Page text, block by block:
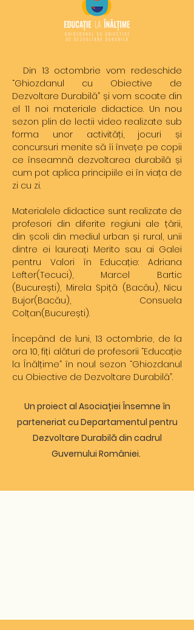
Din 13 octombrie vom redeschide
“Ghiozdanul cu Obiective de
Dezvoltare Durabilă” și vom scoate din
el 11 noi materiale didactice. Un nou
sezon plin de lectii video realizate sub
forma unor activități, jocuri și
concursuri menite să îi învețe pe copii
ce înseamnă dezvoltarea durabilă și
cum pot aplica principiile ei în viața de
zi cu zi.
Materialele didactice sunt realizate de
profesori din diferite regiuni ale țării,
din școli din mediul urban și rural, unii
dintre ei laureați Merito sau ai Galei
pentru Valori în Educație: Adriana
Lefter(Tecuci), Marcel Bartic
(București), Mirela Spiță (Bacău), Nicu
Bujor(Bacău), Consuela
Colțan(București).
Începând de luni, 13 octombrie, de la
ora 10, fiți alături de profesorii “Educație
la Înălțime” în noul sezon “Ghiozdanul
cu Obiective de Dezvoltare Durabilă”.
Un proiect al Asociației Însemne în
parteneriat cu Departamentul pentru
Dezvoltare Durabilă din cadrul
Guvernului României.